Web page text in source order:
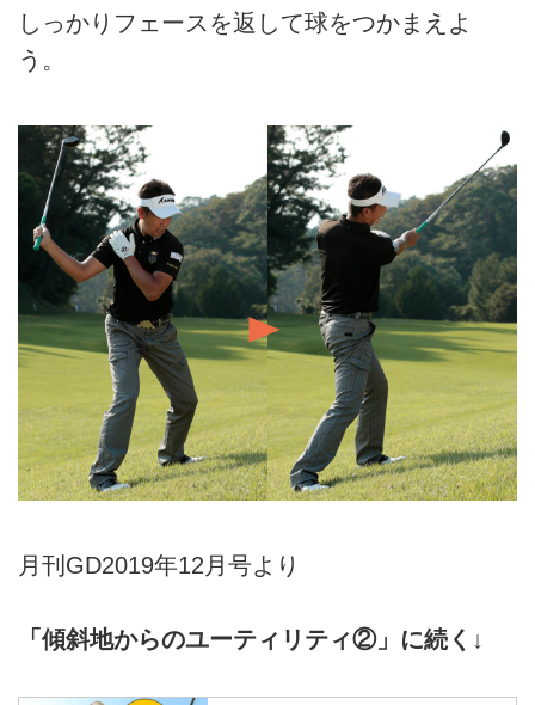
しっかりフェースを返して球をつかまえよ
う。
月刊GD2019年12月号より
「傾斜地からのユーティリティ②」に続く↓